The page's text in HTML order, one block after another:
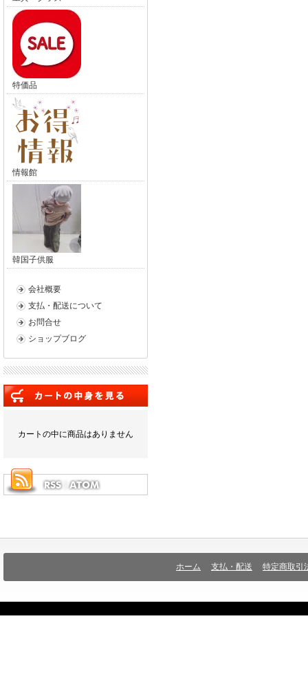
特価品
情報館
韓国子供服
会社概要
支払・配送について
お問合せ
ショップブログ
カートの中に商品はありません
ホーム 支払・配送 特定商取引